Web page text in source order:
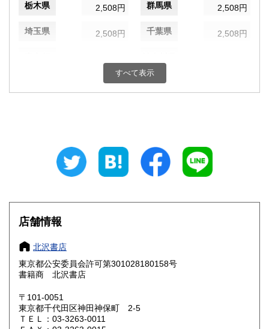
栃木県 2,508円 群馬県 2,508円
埼玉県 2,508円 千葉県 2,508円
2,508円 富山県
2,508円 静岡県
奈良県 2,629円 和歌山県
岡山県 2,761円
すべて表示
店舗情報
北沢書店
東京都公安委員会許可第301028180158号
書籍商 北沢書店
〒101-0051
東京都千代田区神田神保町 2-5
ＴＥＬ：03-3263-0011